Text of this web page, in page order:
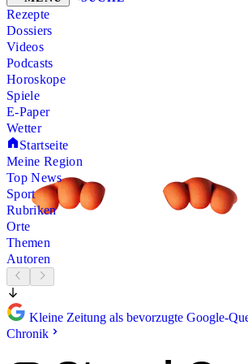
Rezepte
Dossiers
Videos
Podcasts
Horoskope
Spiele
E-Paper
Wetter
Startseite
Meine Region
Top News
Sport
Rubriken
Orte
Themen
Autoren
Kleine Zeitung als bevorzugte Google-
Chronik